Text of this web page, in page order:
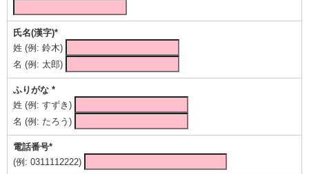
氏名(漢字)*
姓 (例: 鈴木)
名 (例: 太郎)
ふりがな *
姓 (例: すずき)
名 (例: たろう)
電話番号*
(例: 0311112222)